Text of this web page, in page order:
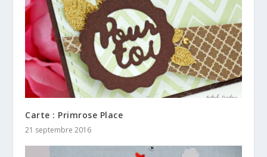
Carte : Primrose Place
21 septembre 2016